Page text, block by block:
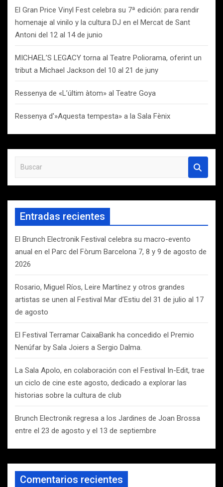
El Gran Price Vinyl Fest celebra su 7ª edición: para rendir
homenaje al vinilo y la cultura DJ en el Mercat de Sant
Antoni del 12 al 14 de junio
MICHAEL’S LEGACY torna al Teatre Poliorama, oferint un
tribut a Michael Jackson del 10 al 21 de juny
Ressenya de «L’últim àtom» al Teatre Goya
Ressenya d'»Aquesta tempesta» a la Sala Fènix
s
c
r
Entradas recientes
El Brunch Electronik Festival celebra su macro-evento
anual en el Parc del Fòrum Barcelona 7, 8 y 9 de agosto de
2026
Rosario, Miguel Ríos, Leire Martínez y otros grandes
artistas se unen al Festival Mar d’Estiu del 31 de julio al 17
de agosto
El Festival Terramar CaixaBank ha concedido el Premio
Nenúfar by Sala Joiers a Sergio Dalma.
La Sala Apolo, en colaboración con el Festival In-Edit, trae
un ciclo de cine este agosto, dedicado a explorar las
historias sobre la cultura de club
Brunch Electronik regresa a los Jardines de Joan Brossa
entre el 23 de agosto y el 13 de septiembre
Comentarios recientes